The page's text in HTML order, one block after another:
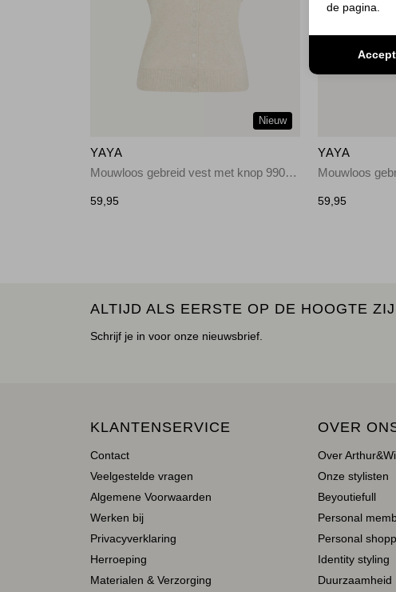
Nieuw
YAYA
Mouwloos gebreid vest met knop 990792
59,95
YAYA
59,95
ALTIJD ALS EERSTE OP DE HOOGTE
Schrijf je in voor onze nieuwsbrief.
KLANTENSERVICE
Contact
Veelgestelde vragen
Algemene Voorwaarden
Werken bij
Privacyverklaring
Herroeping
Materialen & Verzorging
OVER
Over
Onze stylisten
Beyoutiefull
Personal
Personal
Identity styling
Duurzaamheid
de pagina.